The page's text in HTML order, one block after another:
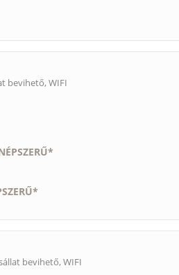
bevihető, WIFI
bevihető, WIFI